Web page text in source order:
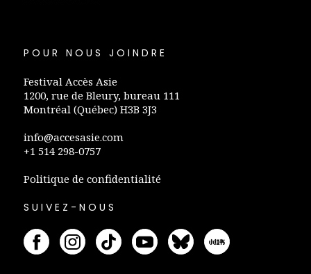
POUR NOUS JOINDRE
Festival Accès Asie
1200, rue de Bleury, bureau 111
Montréal (Québec) H3B 3J3
info@accesasie.com
+1 514 298-0757
Politique de confidentialité
SUIVEZ-NOUS